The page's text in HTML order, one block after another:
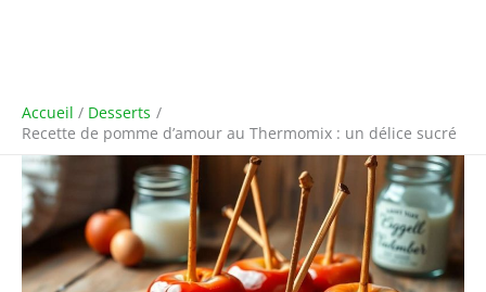
Accueil
Desserts
Recette de pomme d’amour au Thermomix : un délice sucré